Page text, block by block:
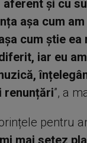
și cu
așa cum
cum știe
iar eu
renunțări”, a
pentru
mai setez